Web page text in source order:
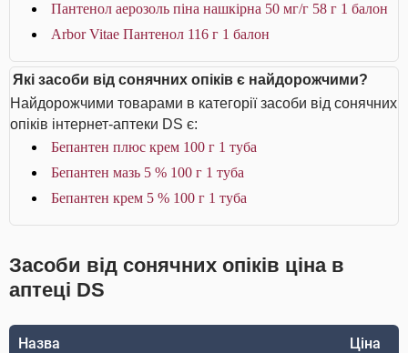
Пантенол аерозоль піна нашкірна 50 мг/г 58 г 1 балон
Arbor Vitae Пантенол 116 г 1 балон
Які засоби від сонячних опіків є найдорожчими?
Найдорожчими товарами в категорії засоби від сонячних
опіків інтернет-аптеки DS є:
Бепантен плюс крем 100 г 1 туба
Бепантен мазь 5 % 100 г 1 туба
Бепантен крем 5 % 100 г 1 туба
Засоби від сонячних опіків ціна в
аптеці DS
Назва Ціна